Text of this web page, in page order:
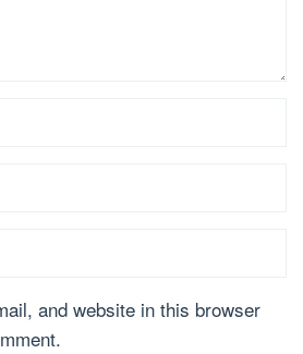
and website in this browser